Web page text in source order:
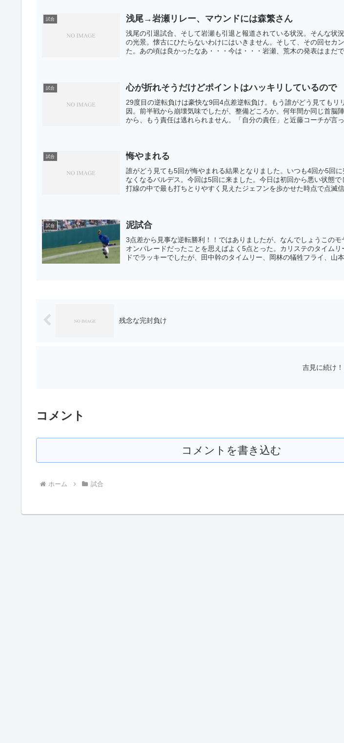
試合 浅尾→岩瀬リレー、マウンドには森繁さん
浅尾の引退試合、そして岩瀬も引退と報道されている状況。そんな状
の光景。懐古にひたらないわけにはいきません。そして、その回セカ
た。あの頃は良かったなあ・・・今は・・・岩瀬、荒木の発表はまだ
試合 心が折れそうだけどポイントはハッキリしているので
29度目の逆転負けは豪快な9回4点差逆転負け。もう誰がどう見てもリ
因。前半戦から崩壊気味でしたが、整備どころか。何年間か同じ首脳
から、もう責任は逃れられません。「自分の責任」と近藤コーチが言っ
試合 悔やまれる
誰がどう見ても5回が悔やまれる結果となりました。いつも4回か5回
なくなるバルデス。今回は5回に来ました。今日は初回から悪い状態
打線の中で最も打ちとりやすく見えたジェフンを歩かせた時点で点滅
試合 泥試合
3点差から見事な逆転勝利！！ではありましたが、なんでしょうこの
オンパレードだったことを思えばよく5点とった。カリステのタイム
ドでラッキーでしたが、田中幹のタイムリー、岡林の犠牲フライ、山本
残念な完封負け
吉見に続け！
コメント
コメントを書き込む
ホーム 試合